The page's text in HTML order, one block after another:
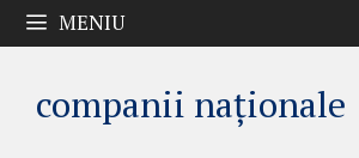
MENIU
companii naționale